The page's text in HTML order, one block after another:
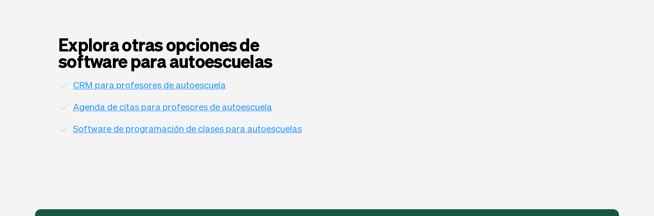
Explora otras opciones de
software para autoescuelas
CRM para profesores de autoescuela
Agenda de citas para profesores de autoescuela
Software de programación de clases para autoescuelas